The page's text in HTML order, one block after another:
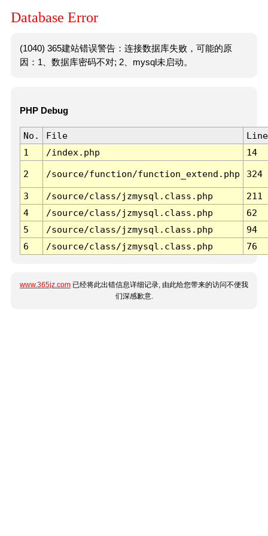
Database Error
(1040) 365建站错误警告：连接数据库失败，可能的原
因：1、数据库密码不对; 2、mysql未启动。
PHP Debug
No. File
Line
1
/index.php 14
2 /source/function/function_extend.php 324
3 /source/class/jzmysql.class.php
211
4
/source/class/jzmysql.class.php
62
5
/source/class/jzmysql.class.php
94
6
/source/class/jzmysql.class.php 76
www.365jz.com 已经将此出错信息详细记录, 由此给您带来的访问不便我
们深感歉意.